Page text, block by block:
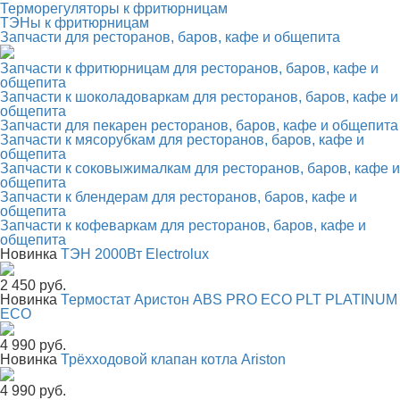
Терморегуляторы к фритюрницам
ТЭНы к фритюрницам
Запчасти для ресторанов, баров, кафе и общепита
Запчасти к фритюрницам для ресторанов, баров, кафе и
общепита
Запчасти к шоколадоваркам для ресторанов, баров, кафе и
общепита
Запчасти для пекарен ресторанов, баров, кафе и общепита
Запчасти к мясорубкам для ресторанов, баров, кафе и
общепита
Запчасти к соковыжималкам для ресторанов, баров, кафе и
общепита
Запчасти к блендерам для ресторанов, баров, кафе и
общепита
Запчасти к кофеваркам для ресторанов, баров, кафе и
общепита
Новинка ТЭН 2000Вт Electrolux
2 450 руб.
Новинка Термостат Аристон ABS PRO ECO PLT PLATINUM
ECO
4 990 руб.
Новинка Трёхходовой клапан котла Ariston
4 990 руб.